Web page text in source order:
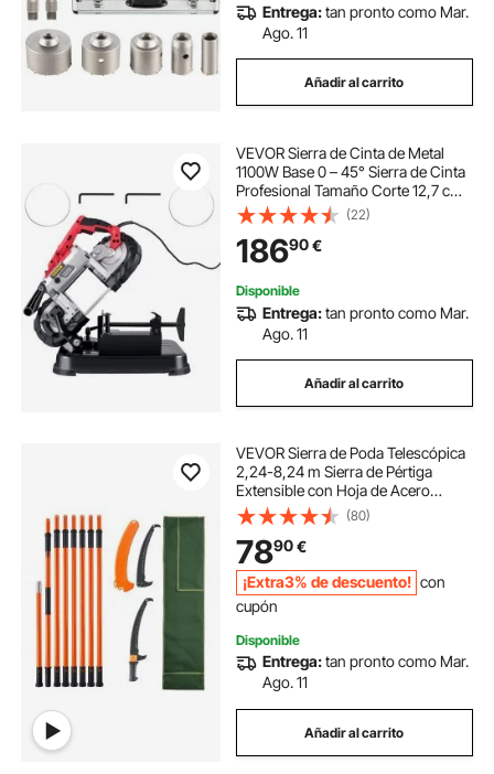
Entrega:tan pronto como Mar.
Ago. 11
Añadir al carrito
VEVOR Sierra de Cinta de Metal
1100W Base 0 – 45° Sierra de Cinta
Profesional Tamaño Corte 12,7 cm
137,8 - 472,4 Pies/min Sierra de
Cinta de Corte para Metal, Acero,
Aluminio y Cable Compuesto
(22)
18690€
Disponible
Entrega:tan pronto como Mar.
Ago. 11
Añadir al carrito
VEVOR Sierra de Poda Telescópica
2,24-8,24 m Sierra de Pértiga
Extensible con Hoja de Acero
Cortante Sierra de Poda con 8
Pértigas de Fibra de Vidrio Corta
Ramas Altas para Podar Palmeras
Arbustos
(80)
7890€
¡Extra3% de descuento! con
cupón
Disponible
Entrega:tan pronto como Mar.
Ago. 11
Añadir al carrito